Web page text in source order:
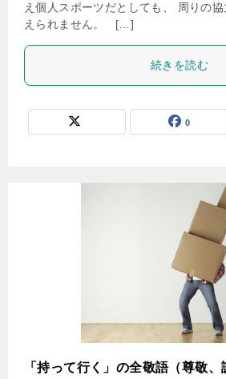
え個人スポーツだとしても、 周りの
えられません。 […]
続きを読む
0
「持って行く」の全敬語（尊敬